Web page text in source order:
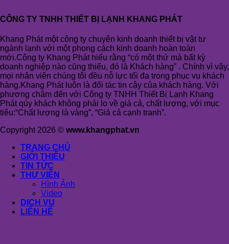
CÔNG TY TNHH THIẾT BỊ LẠNH KHANG PHÁT
Khang Phát một công ty chuyên kinh doanh thiết bị vật tư
ngành lạnh với một phong cách kinh doanh hoàn toàn
mới.Công ty Khang Phát hiểu rằng “có một thứ mà bất kỳ
doanh nghiệp nào cũng thiếu, đó là Khách hàng” . Chính vì vậy,
mọi nhân viên chúng tôi đều nỗ lực tối đa trong phục vụ khách
hàng.Khang Phát luôn là đối tác tin cậy của khách hàng. Với
phương châm đến với Công ty TNHH Thiết Bị Lạnh Khang
Phát qúy khách không phải lo về giá cả, chất lượng, với mục
tiêu:“Chất lượng là vàng”, “Giá cả cạnh tranh”.
Copyright 2026 © www.khangphat.vn
TRANG CHỦ
GIỚI THIỆU
TIN TỨC
THƯ VIỆN
Hình Ảnh
Video
DỊCH VỤ
LIÊN HỆ